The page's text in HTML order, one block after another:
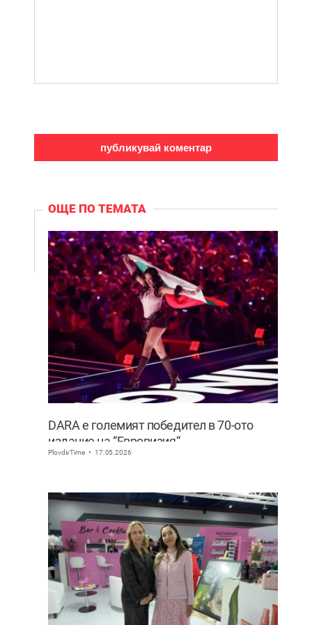
ОЩЕ ПО ТЕМАТА
DARA е големият победител в 70-ото
издание на “Евровизия“
PlovdivTime 17.05.2026